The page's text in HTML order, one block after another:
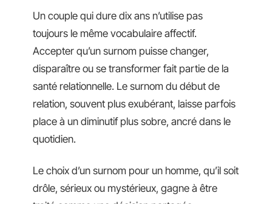
Un couple qui dure dix ans n’utilise pas
toujours le même vocabulaire affectif.
Accepter qu’un surnom puisse changer,
disparaître ou se transformer fait partie de la
santé relationnelle. Le surnom du début de
relation, souvent plus exubérant, laisse parfois
place à un diminutif plus sobre, ancré dans le
quotidien.
Le choix d’un surnom pour un homme, qu’il soit
drôle, sérieux ou mystérieux, gagne à être